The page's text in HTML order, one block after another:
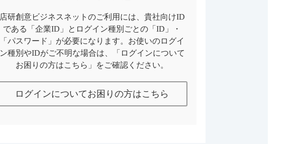
店研創意ビジネスネットのご利用には、貴社向けID
である「企業ID」とログイン種別ごとの「ID」・
「パスワード」が必要になります。お使いのログイ
ン種別やIDがご不明な場合は、「ログインについて
お困りの方はこちら」をご確認ください。
ログインについてお困りの方はこちら